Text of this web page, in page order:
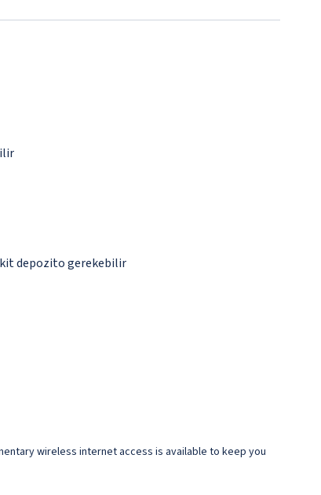
depozito gerekebilir
wireless internet access is available to keep you